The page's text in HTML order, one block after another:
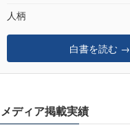
人柄
白書を読む →
メディア掲載実績